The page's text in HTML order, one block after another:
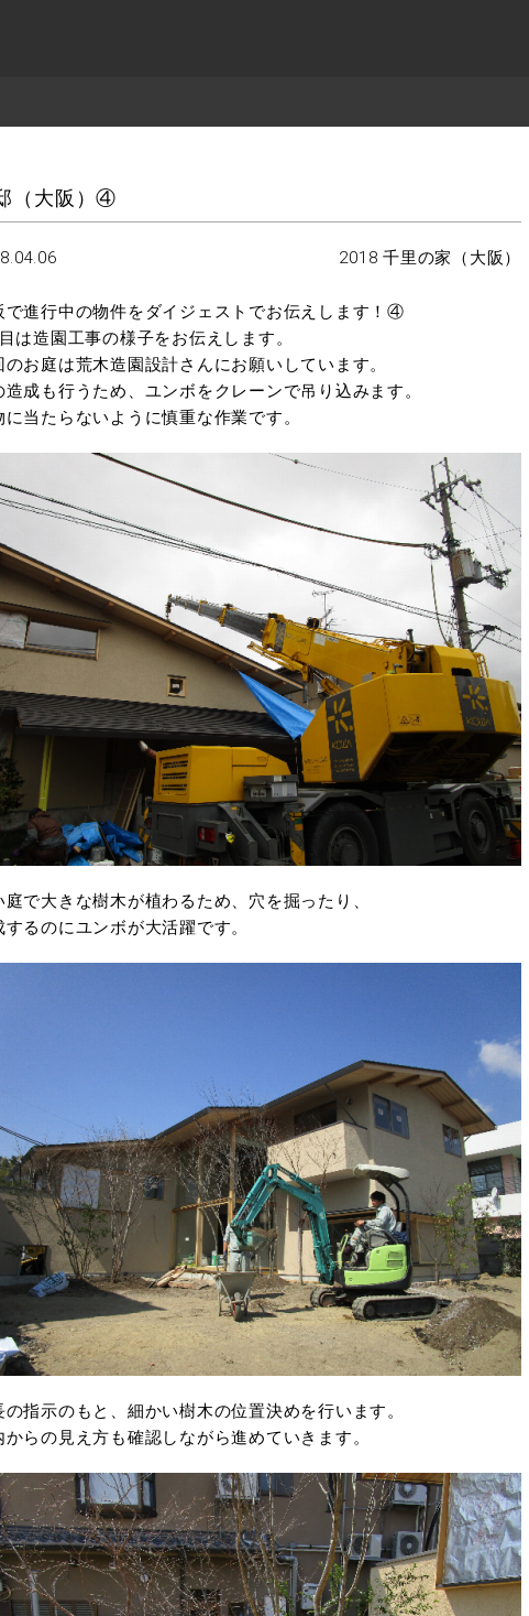
（大阪）④
2018 千里の家（大阪）
で進行中の物件をダイジェストでお伝えします！④
は造園工事の様子をお伝えします。
のお庭は荒木造園設計さんにお願いしています。
造成も行うため、ユンボをクレーンで吊り込みます。
に当たらないように慎重な作業です。
庭で大きな樹木が植わるため、穴を掘ったり、
するのにユンボが大活躍です。
の指示のもと、細かい樹木の位置決めを行います。
からの見え方も確認しながら進めていきます。